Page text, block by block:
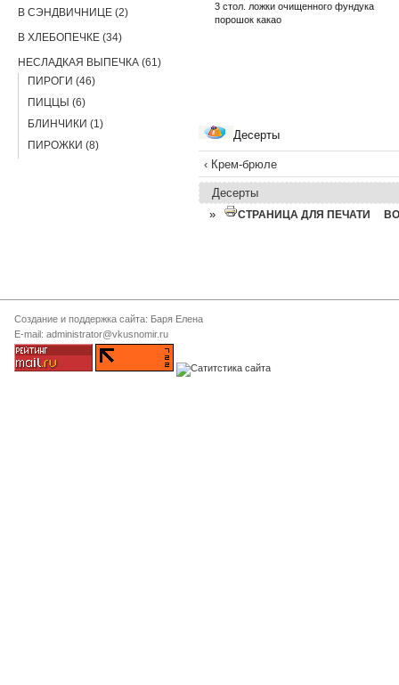
3 стол. ложки очищенного фундука
порошок какао
Десерты
‹ Крем-брюле
Десерты
»
СТРАНИЦА ДЛЯ ПЕЧАТИ
В СЭНДВИЧНИЦЕ (2)
В ХЛЕБОПЕЧКЕ (34)
НЕСЛАДКАЯ ВЫПЕЧКА (61)
ПИРОГИ (46)
ПИЦЦЫ (6)
БЛИНЧИКИ (1)
ПИРОЖКИ (8)
Создание и поддержка сайта: Баря Елена
E-mail: administrator@vkusnomir.ru